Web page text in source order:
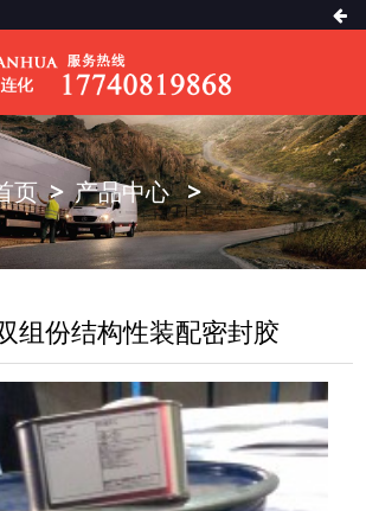
页 产品中心
组份结构性装配密封胶